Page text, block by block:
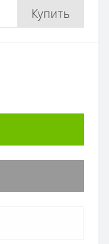
Купить